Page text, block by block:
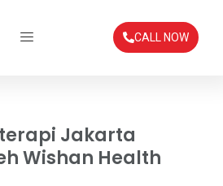
CALL NOW
Jakarta
Wishan Health